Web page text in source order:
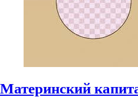
Материнский